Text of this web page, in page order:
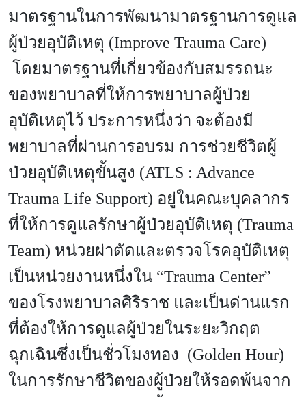
มาตรฐานในการพัฒนามาตรฐานการดูแล
ผู้ป่วยอุบัติเหตุ (Improve Trauma Care)
โดยมาตรฐานที่เกี่ยวข้องกับสมรรถนะ
ของพยาบาลที่ให้การพยาบาลผู้ป่วย
อุบัติเหตุไว้ ประการหนึ่งว่า จะต้องมี
พยาบาลที่ผ่านการอบรม การช่วยชีวิตผู้
ป่วยอุบัติเหตุขั้นสูง (ATLS : Advance
Trauma Life Support) อยู่ในคณะบุคลากร
ที่ให้การดูแลรักษาผู้ป่วยอุบัติเหตุ (Trauma
Team) หน่วยผ่าตัดและตรวจโรคอุบัติเหตุ
เป็นหน่วยงานหนึ่งใน “Trauma Center”
ของโรงพยาบาลศิริราช และเป็นด่านแรก
ที่ต้องให้การดูแลผู้ป่วยในระยะวิกฤต
ฉุกเฉินซึ่งเป็นชั่วโมงทอง (Golden Hour)
ในการรักษาชีวิตของผู้ป่วยให้รอดพ้นจาก